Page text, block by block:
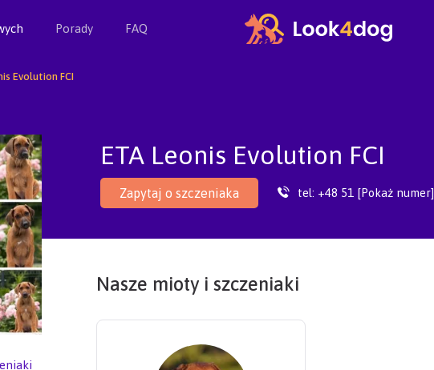
Porady FAQ
Evolution FCI
ETA Leonis Evolution FCI
Zapytaj o szczeniaka tel: +48 51 [Pokaż numer]
Nasze mioty i szczeniaki